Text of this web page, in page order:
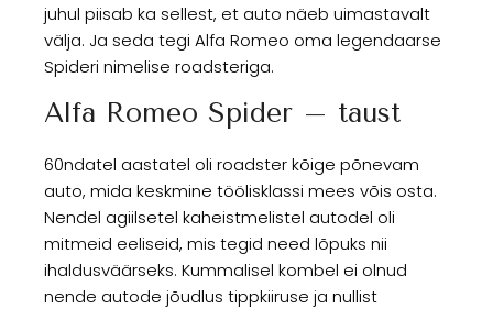
juhul piisab ka sellest, et auto näeb uimastavalt
välja. Ja seda tegi Alfa Romeo oma legendaarse
Spideri nimelise roadsteriga.
Alfa Romeo Spider – taust
60ndatel aastatel oli roadster kõige põnevam
auto, mida keskmine töölisklassi mees võis osta.
Nendel agiilsetel kaheistmelistel autodel oli
mitmeid eeliseid, mis tegid need lõpuks nii
ihaldusväärseks. Kummalisel kombel ei olnud
nende autode jõudlus tippkiiruse ja nullist